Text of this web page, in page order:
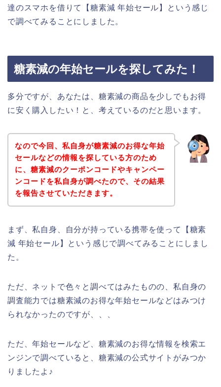
達のスマホを借りて【糖素減 年始セール】という感じ
で調べてみることにしました。
糖素減の年始セールを探してみた！
多分ですが、あなたは、糖素減の商品を少しでもお得
に安く購入したい！と、考えているのだと思います。
なので今回、私自身が糖素減のお得な年始
セールなどの情報を探している方のため
に、糖素減のクーポンコードやキャンペー
ンコードを私自身が調べたので、その結果
を報告させていただきます。
まず、私自身、自分が持っている携帯を使って【糖素
減 年始セール】という感じで調べてみることにしまし
た。
ただ、ネットで色々と調べてはみたものの、私自身の
調査能力では糖素減のお得な年始セールなどはみつけ
られなかったのですが、、、
ただ、年始セールなど、糖素減のお得な情報を検索エ
ンジンで調べていると、糖素減の公式サイトがみつか
りましたよ♪